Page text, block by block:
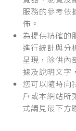
服務的參考依
佈。
為提供精確的
進行統計與分
呈現，除供內
據及說明文字
您可以隨時向
戶或本網站所
式請見最下方